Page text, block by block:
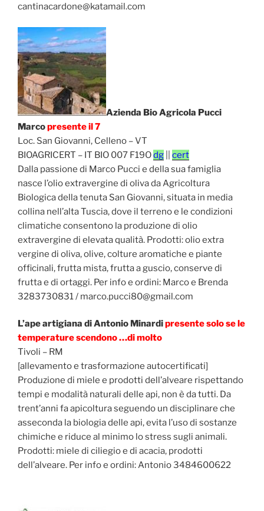
cantinacardone@katamail.com
Azienda Bio Agricola Pucci
Marcopresente il 7
Loc. San Giovanni, Celleno – VT
BIOAGRICERT – IT BIO 007 F19Odg
cert
Dalla passione di Marco Pucci e della sua famiglia
nasce l’olio extravergine di oliva da Agricoltura
Biologica della tenuta San Giovanni, situata in media
collina nell’alta Tuscia, dove il terreno e le condizioni
climatiche consentono la produzione di olio
extravergine di elevata qualità. Prodotti: olio extra
vergine di oliva, olive, colture aromatiche e piante
officinali, frutta mista, frutta a guscio, conserve di
frutta e di ortaggi. Per info e ordini: Marco e Brenda
3283730831 / marco.pucci80@gmail.com
L’ape artigiana di Antonio Minardipresente solo se le
temperature scendono …di molto
Tivoli – RM
[allevamento e trasformazione autocertificati]
Produzione di miele e prodotti dell’alveare rispettando
tempi e modalità naturali delle api, non è da tutti. Da
trent’anni fa apicoltura seguendo un disciplinare che
asseconda la biologia delle api, evita l’uso di sostanze
chimiche e riduce al minimo lo stress sugli animali.
Prodotti: miele di ciliegio e di acacia, prodotti
dell’alveare. Per info e ordini: Antonio 3484600622